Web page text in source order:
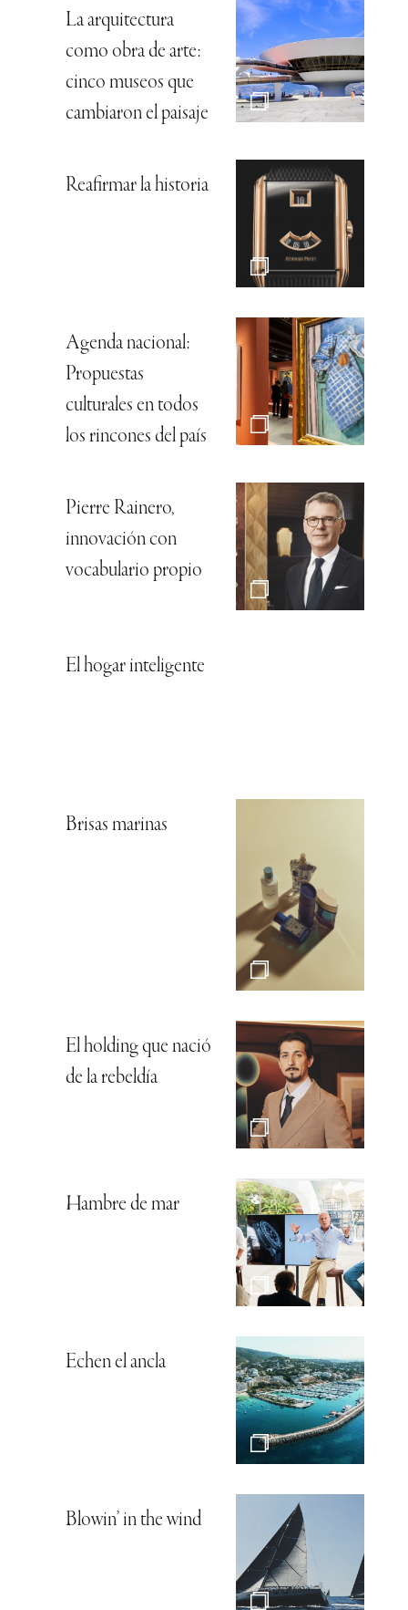
La arquitectura
como obra de arte:
cinco museos que
cambiaron el paisaje
Reafirmar la historia
Agenda nacional:
Propuestas
culturales en todos
los rincones del país
Pierre Rainero,
innovación con
vocabulario propio
El hogar inteligente
Brisas marinas
El holding que nació
de la rebeldía
Hambre de mar
Echen el ancla
Blowin’ in the wind